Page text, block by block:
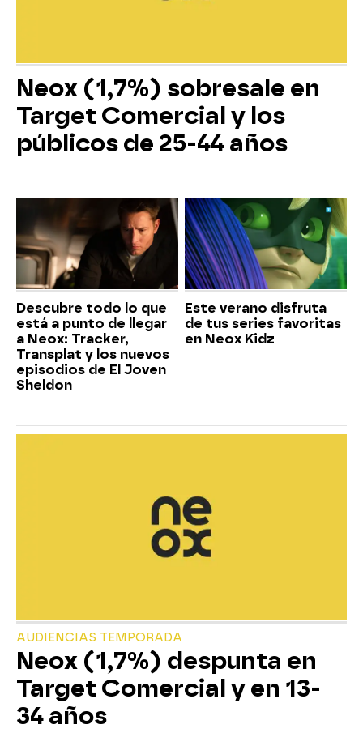
Neox (1,7%) sobresale en
Target Comercial y los
públicos de 25-44 años
Descubre todo lo que
está a punto de llegar
a Neox: Tracker,
Transplat y los nuevos
episodios de El Joven
Sheldon
Este verano disfruta
de tus series favoritas
en Neox Kidz
AUDIENCIAS TEMPORADA
Neox (1,7%) despunta en
Target Comercial y en 13-
34 años